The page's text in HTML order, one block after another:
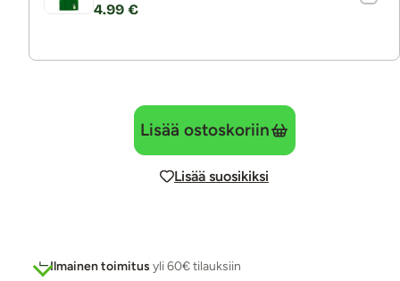
4.99 €
Lisää ostoskoriin
Lisää suosikiksi
Ilmainen toimitus yli 60€ tilauksiin